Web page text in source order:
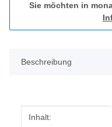
Sie möchten in
Beschreibung
Produkteigenschaft
Wert
Inhalt: